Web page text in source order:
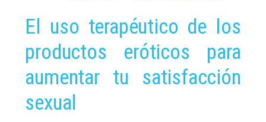
El uso terapéutico de los
productos eróticos para
aumentar tu satisfacción
sexual